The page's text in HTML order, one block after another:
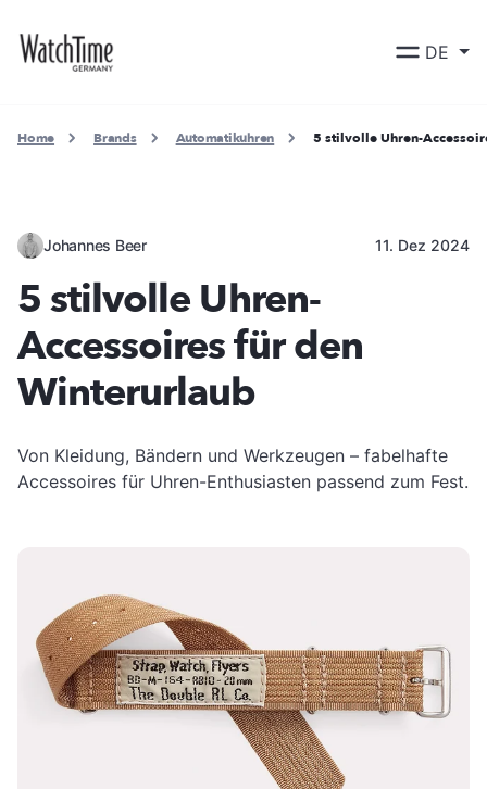
DE
Home Brands Automatikuhren 5 stilvolle Uhren-
Johannes Beer 11. Dez 2024
5 stilvolle Uhren-
Accessoires für den
Winterurlaub
Von Kleidung, Bändern und Werkzeugen – fabelhafte
Accessoires für Uhren-Enthusiasten passend zum Fest.